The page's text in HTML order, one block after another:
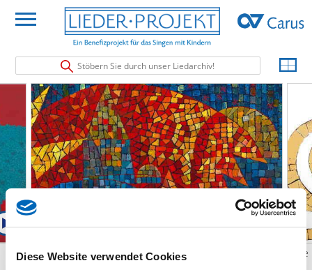
Diese Website verwendet Cookies
Stöbern Sie durch unser Liedarchiv!
Je eno dete rojeno